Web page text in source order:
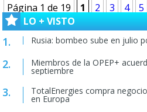
Página 1 de 19 1 2 3 4 5
LO + VISTO
Rusia: bombeo sube en julio
Miembros de la OPEP+
septiembre
TotalEnergies compra
en Europa